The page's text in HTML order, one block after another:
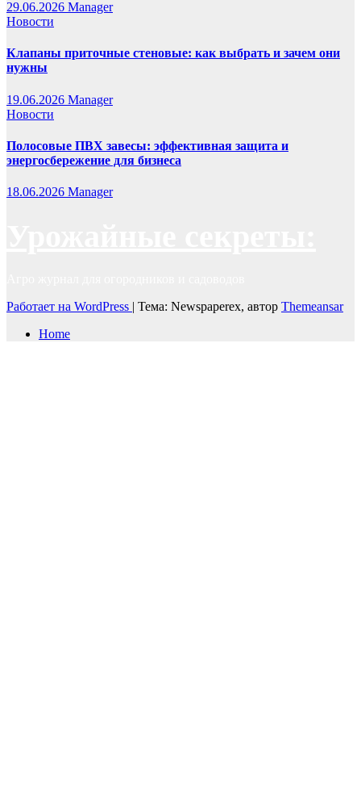
29.06.2026 Manager
Новости
Клапаны приточные стеновые: как выбрать и зачем они
нужны
19.06.2026 Manager
Новости
Полосовые ПВХ завесы: эффективная защита и
энергосбережение для бизнеса
18.06.2026 Manager
Работает на WordPress | Тема: Newspaperex, автор Themeansar
Home